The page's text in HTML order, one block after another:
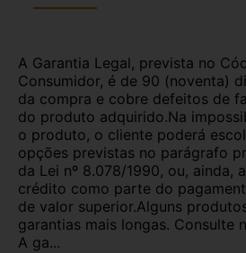
A Garantia Legal, prevista no
Consumidor, é de 90 (noventa)
da compra e cobre defeitos de
do produto adquirido.Na
o produto, o cliente poderá
opções previstas no parágrafo
da Lei nº 8.078/1990, ou, ainda,
crédito como parte do
de valor superior.Alguns
garantias mais longas. Consulte
A ga...